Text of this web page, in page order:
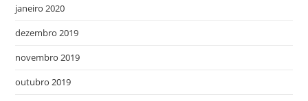
janeiro 2020
dezembro 2019
novembro 2019
outubro 2019